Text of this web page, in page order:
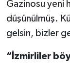
Gazinosu yeni
düşünülmüş.
gelsin, bizler
“İzmirliler